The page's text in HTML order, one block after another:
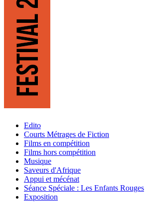
Edito
Courts Métrages de Fiction
Films en compétition
Films hors compétition
Musique
Saveurs d'Afrique
Appui et mécénat
Séance Spéciale : Les Enfants Rouges
Exposition